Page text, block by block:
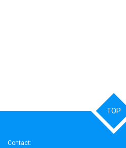
TOP
Contact: